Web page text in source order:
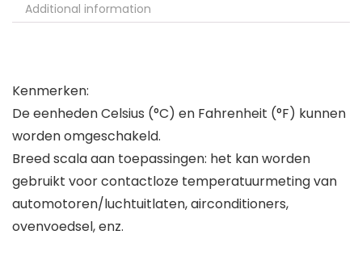
Additional information
Kenmerken:
De eenheden Celsius (°C) en Fahrenheit (°F) kunnen
worden omgeschakeld.
Breed scala aan toepassingen: het kan worden
gebruikt voor contactloze temperatuurmeting van
automotoren/luchtuitlaten, airconditioners,
ovenvoedsel, enz.